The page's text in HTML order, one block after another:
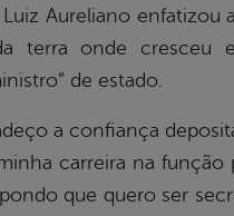
Aureliano enfatizou
terra onde cresceu
de estado.
a confiança
carreira na função
que quero ser